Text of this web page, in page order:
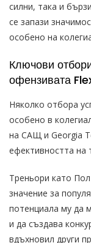
силни, така и
се запази
особено на
Ключови
офензивата
Няколко отбора
особено в
на САЩ и Georgia
ефективността на
Треньори като
значение за
потенциала му да
и да създава
вдъхновил други